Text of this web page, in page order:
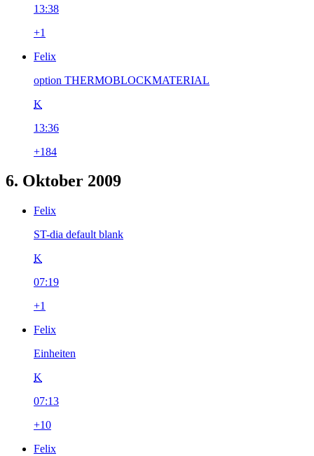
13:38
+1
Felix
option THERMOBLOCKMATERIAL
K
13:36
+184
6. Oktober 2009
Felix
ST-dia default blank
K
07:19
+1
Felix
Einheiten
K
07:13
+10
Felix